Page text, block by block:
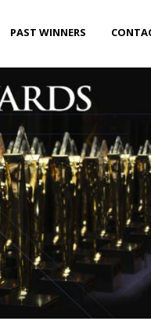
PAST WINNERS